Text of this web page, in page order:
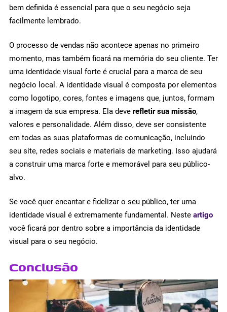
bem definida é essencial para que o seu negócio seja
facilmente lembrado.
O processo de vendas não acontece apenas no primeiro
momento, mas também ficará na memória do seu cliente. Ter
uma identidade visual forte é crucial para a marca de seu
negócio local. A identidade visual é composta por elementos
como logotipo, cores, fontes e imagens que, juntos, formam
a imagem da sua empresa. Ela deve refletir sua missão,
valores e personalidade. Além disso, deve ser consistente
em todas as suas plataformas de comunicação, incluindo
seu site, redes sociais e materiais de marketing. Isso ajudará
a construir uma marca forte e memorável para seu público-
alvo.
Se você quer encantar e fidelizar o seu público, ter uma
identidade visual é extremamente fundamental. Neste artigo
você ficará por dentro sobre a importância da identidade
visual para o seu negócio.
Conclusão